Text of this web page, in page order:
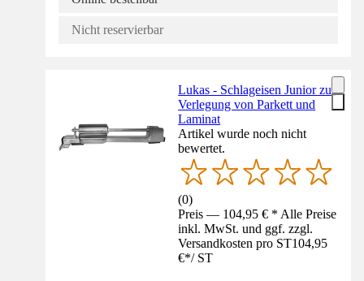
Nicht reservierbar
Lukas - Schlageisen Junior zur
Verlegung von Parkett und
Laminat
Artikel wurde noch nicht
bewertet.
(0)
Preis — 104,95 € * Alle Preise
inkl. MwSt. und ggf. zzgl.
Versandkosten pro ST104,95
€*/ ST